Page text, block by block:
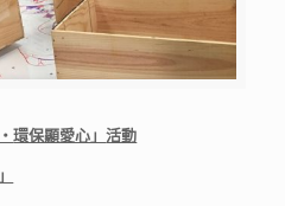
‧環保顯愛心」活動
」